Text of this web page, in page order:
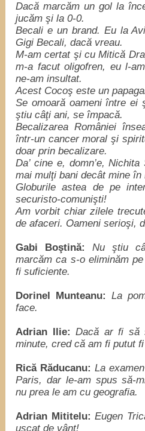
Dacă marcăm un gol la
jucăm şi la 0-0.
Becali e un brand. Eu la
Gigi Becali, dacă vreau.
M-am certat şi cu Mitică
m-a facut oligofren, eu l-
ne-am insultat.
Acest Cocoş este un
Se omoară oameni între ei
ştiu câţi ani, se împacă.
Becalizarea României
într-un cancer moral şi
doar prin becalizare.
Da’ cine e, domn’e,
mai mulţi bani decât mine în
Globurile astea de pe
securisto-comunişti!
Am vorbit chiar zilele
de afaceri. Oameni serioşi,
Gabi Boştină:
Nu ştiu
marcăm ca s-o eliminăm
fi suficiente.
Dorinel Munteanu: La
face.
Adrian Ilie: Dacă ar fi să
minute, cred că am fi putut
Rică Răducanu: La
Paris, dar le-am spus să-
nu prea le am cu geografia.
Adrian Mititelu: Eugen
uscat de vânt!